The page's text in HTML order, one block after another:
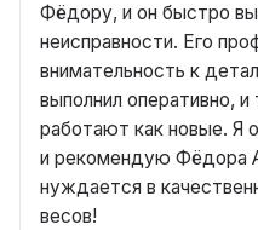
Фёдору, и он быстро
неисправности. Его
внимательность к
выполнил оперативно,
работают как новые. Я
и рекомендую Фёдора
нуждается в
весов!